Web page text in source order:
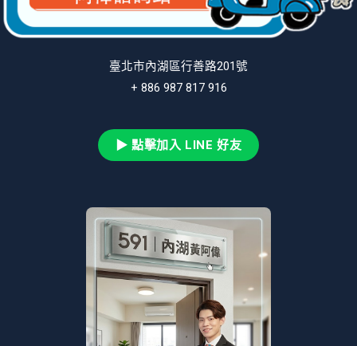
臺北市內湖區行善路201號
+ 886 987 817 916
▶ 點擊加入 LINE 好友